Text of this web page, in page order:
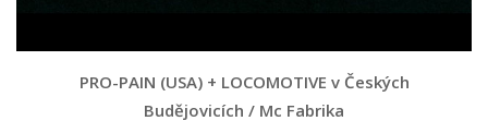
PRO-PAIN (USA) + LOCOMOTIVE v Českých
Budějovicích / Mc Fabrika